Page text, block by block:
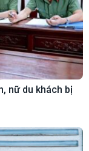
nữ du khách bị